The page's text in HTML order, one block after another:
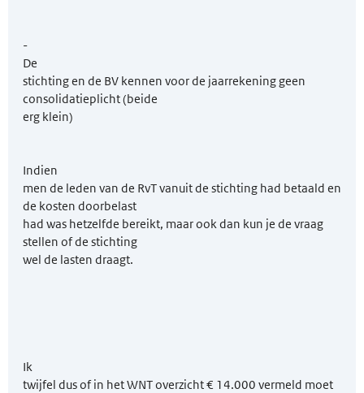
-
De
stichting en de BV kennen voor de jaarrekening geen
consolidatieplicht (beide
erg klein)
Indien
men de leden van de RvT vanuit de stichting had betaald en
de kosten doorbelast
had was hetzelfde bereikt, maar ook dan kun je de vraag
stellen of de stichting
wel de lasten draagt.
Ik
twijfel dus of in het WNT overzicht € 14.000 vermeld moet